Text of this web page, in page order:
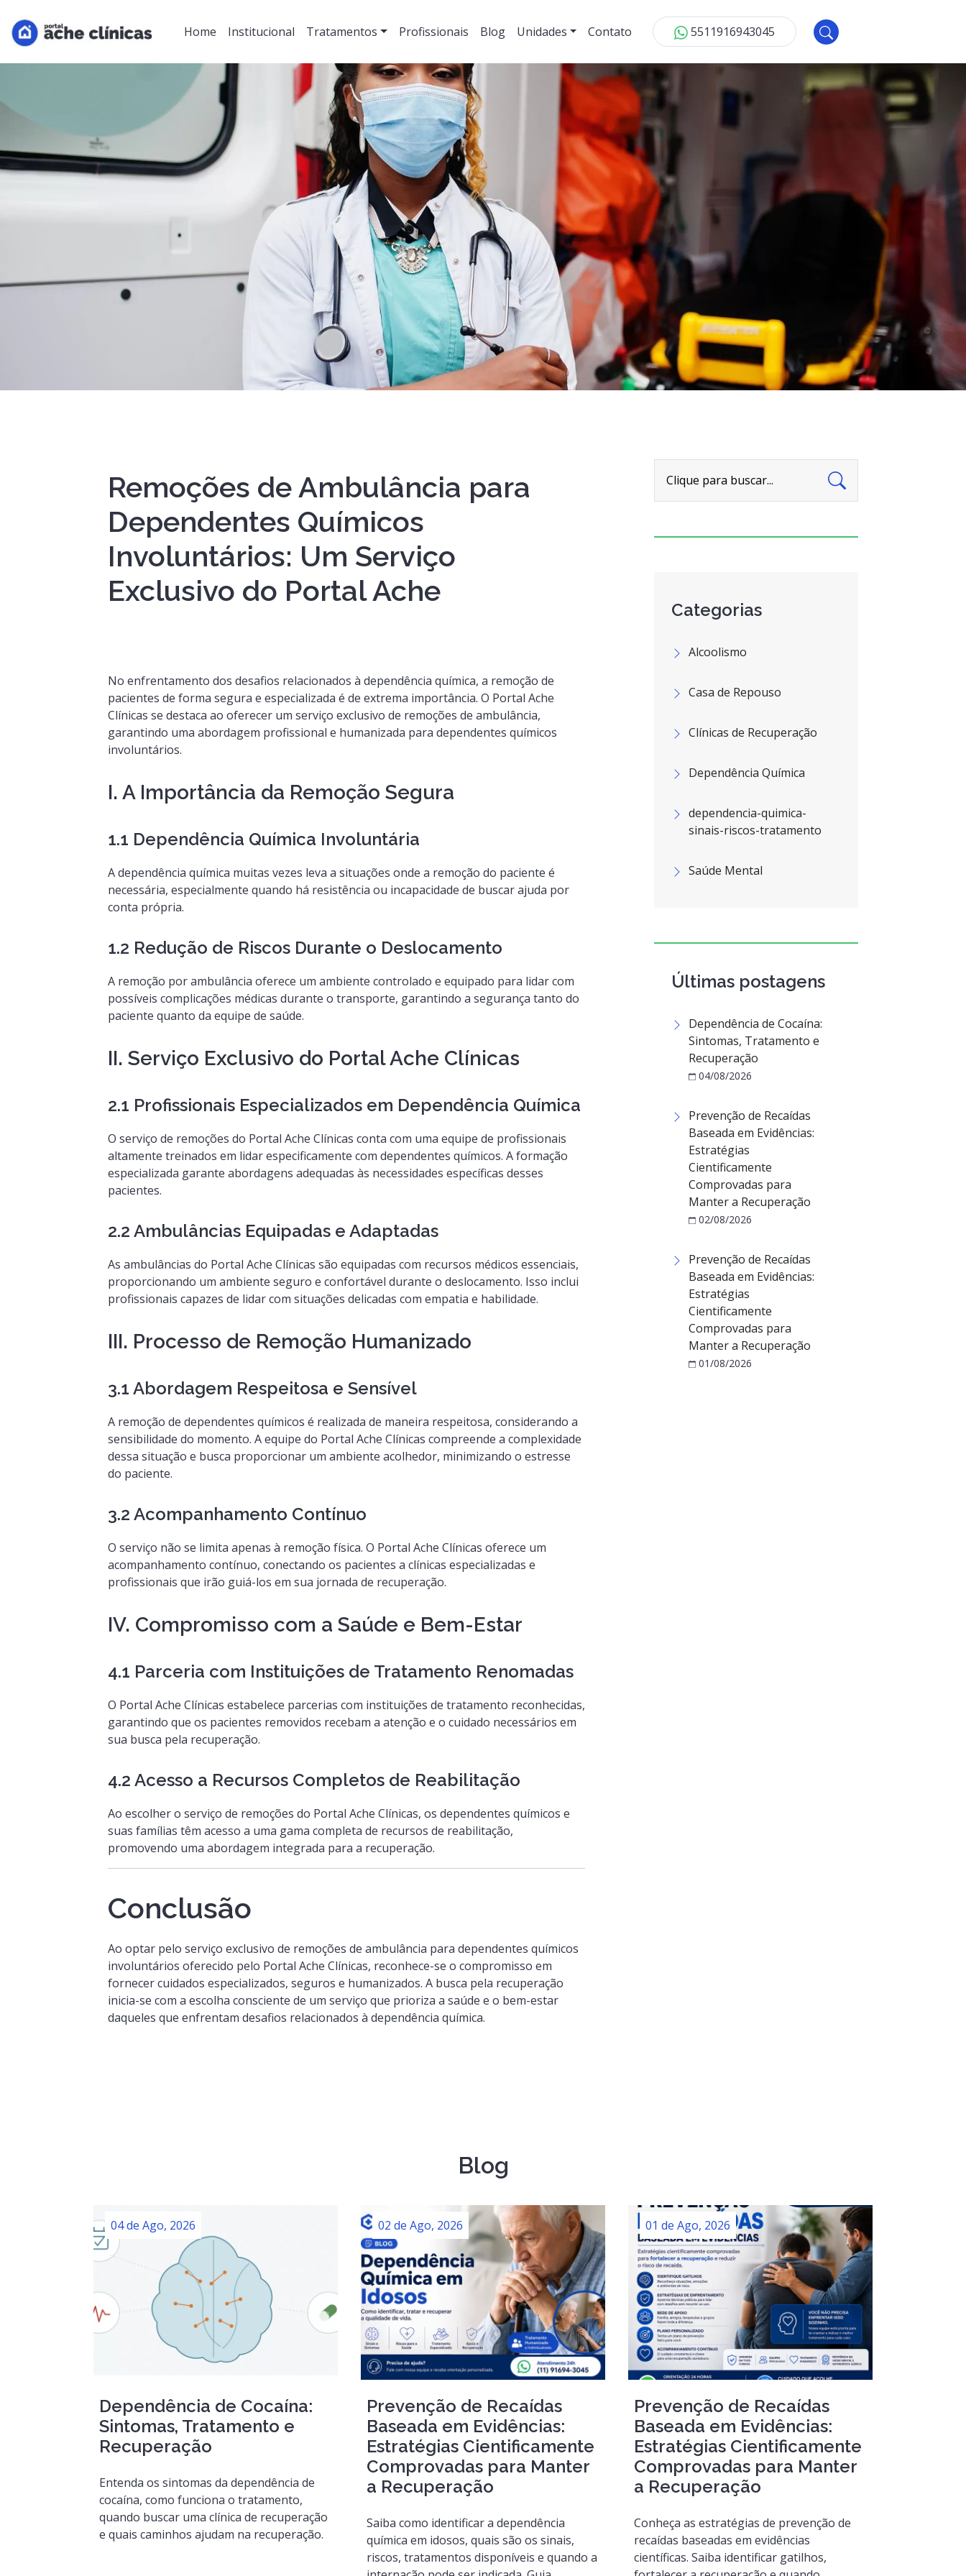
Home Institucional Tratamentos Profissionais Blog Unidades Contato 5511916943045
Remoções de Ambulância para
Dependentes Químicos
Involuntários: Um Serviço
Exclusivo do Portal Ache
No enfrentamento dos desafios relacionados à dependência química, a remoção de
pacientes de forma segura e especializada é de extrema importância. O Portal Ache
Clínicas se destaca ao oferecer um serviço exclusivo de remoções de ambulância,
garantindo uma abordagem profissional e humanizada para dependentes químicos
involuntários.
I. A Importância da Remoção Segura
1.1 Dependência Química Involuntária
A dependência química muitas vezes leva a situações onde a remoção do paciente é
necessária, especialmente quando há resistência ou incapacidade de buscar ajuda por
conta própria.
1.2 Redução de Riscos Durante o Deslocamento
A remoção por ambulância oferece um ambiente controlado e equipado para lidar com
possíveis complicações médicas durante o transporte, garantindo a segurança tanto do
paciente quanto da equipe de saúde.
II. Serviço Exclusivo do Portal Ache Clínicas
2.1 Profissionais Especializados em Dependência Química
O serviço de remoções do Portal Ache Clínicas conta com uma equipe de profissionais
altamente treinados em lidar especificamente com dependentes químicos. A formação
especializada garante abordagens adequadas às necessidades específicas desses
pacientes.
2.2 Ambulâncias Equipadas e Adaptadas
As ambulâncias do Portal Ache Clínicas são equipadas com recursos médicos essenciais,
proporcionando um ambiente seguro e confortável durante o deslocamento. Isso inclui
profissionais capazes de lidar com situações delicadas com empatia e habilidade.
III. Processo de Remoção Humanizado
3.1 Abordagem Respeitosa e Sensível
A remoção de dependentes químicos é realizada de maneira respeitosa, considerando a
sensibilidade do momento. A equipe do Portal Ache Clínicas compreende a complexidade
dessa situação e busca proporcionar um ambiente acolhedor, minimizando o estresse
do paciente.
3.2 Acompanhamento Contínuo
O serviço não se limita apenas à remoção física. O Portal Ache Clínicas oferece um
acompanhamento contínuo, conectando os pacientes a clínicas especializadas e
profissionais que irão guiá-los em sua jornada de recuperação.
IV. Compromisso com a Saúde e Bem-Estar
4.1 Parceria com Instituições de Tratamento Renomadas
O Portal Ache Clínicas estabelece parcerias com instituições de tratamento reconhecidas,
garantindo que os pacientes removidos recebam a atenção e o cuidado necessários em
sua busca pela recuperação.
4.2 Acesso a Recursos Completos de Reabilitação
Ao escolher o serviço de remoções do Portal Ache Clínicas, os dependentes químicos e
suas famílias têm acesso a uma gama completa de recursos de reabilitação,
promovendo uma abordagem integrada para a recuperação.
Conclusão
Ao optar pelo serviço exclusivo de remoções de ambulância para dependentes químicos
involuntários oferecido pelo Portal Ache Clínicas, reconhece-se o compromisso em
fornecer cuidados especializados, seguros e humanizados. A busca pela recuperação
inicia-se com a escolha consciente de um serviço que prioriza a saúde e o bem-estar
daqueles que enfrentam desafios relacionados à dependência química.
Clique para buscar...
Categorias
Alcoolismo
Casa de Repouso
Clínicas de Recuperação
Dependência Química
dependencia-quimica-
sinais-riscos-tratamento
Saúde Mental
Últimas postagens
Dependência de Cocaína:
Sintomas, Tratamento e
Recuperação
04/08/2026
Prevenção de Recaídas
Baseada em Evidências:
Estratégias
Cientificamente
Comprovadas para
Manter a Recuperação
02/08/2026
Prevenção de Recaídas
Baseada em Evidências:
Estratégias
Cientificamente
Comprovadas para
Manter a Recuperação
01/08/2026
Blog
04 de Ago, 2026
Dependência de Cocaína:
Sintomas, Tratamento e
Recuperação
Entenda os sintomas da dependência de
cocaína, como funciona o tratamento,
quando buscar uma clínica de recuperação
e quais caminhos ajudam na recuperação.
02 de Ago, 2026
Prevenção de Recaídas
Baseada em Evidências:
Estratégias Cientificamente
Comprovadas para Manter
a Recuperação
Saiba como identificar a dependência
química em idosos, quais são os sinais,
riscos, tratamentos disponíveis e quando a
01 de Ago, 2026
Prevenção de Recaídas
Baseada em Evidências:
Estratégias Cientificamente
Comprovadas para Manter
a Recuperação
Conheça as estratégias de prevenção de
recaídas baseadas em evidências
científicas. Saiba identificar gatilhos,